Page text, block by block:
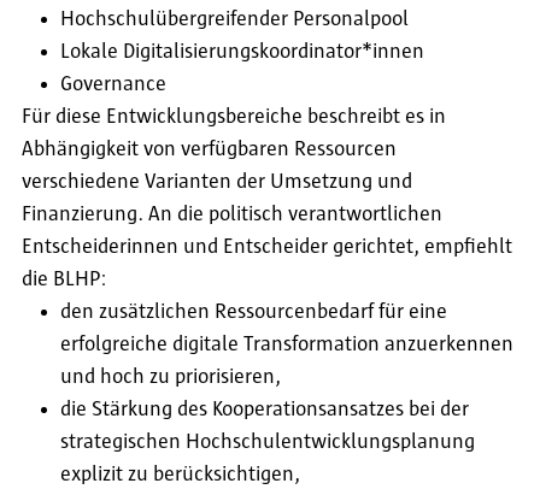
Hochschulübergreifender Personalpool
Lokale Digitalisierungskoordinator*innen
Governance
Für diese Entwicklungsbereiche beschreibt es in
Abhängigkeit von verfügbaren Ressourcen
verschiedene Varianten der Umsetzung und
Finanzierung. An die politisch verantwortlichen
Entscheiderinnen und Entscheider gerichtet, empfiehlt
die BLHP:
den zusätzlichen Ressourcenbedarf für eine
erfolgreiche digitale Transformation anzuerkennen
und hoch zu priorisieren,
die Stärkung des Kooperationsansatzes bei der
strategischen Hochschulentwicklungsplanung
explizit zu berücksichtigen,